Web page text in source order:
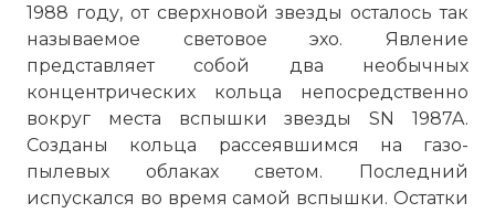
1988 году, от сверхновой звезды осталось так
называемое световое эхо. Явление
представляет собой два необычных
концентрических кольца непосредственно
вокруг места вспышки звезды SN 1987A.
Созданы кольца рассеявшимся на газо-
пылевых облаках светом. Последний
испускался во время самой вспышки. Остатки